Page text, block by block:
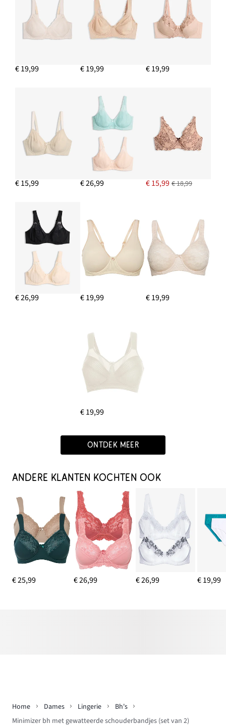
IN WINKELMANDJE
€ 19,99 € 19,99 € 19,99
€ 15,99 € 26,99 € 15,99 € 18,99
€ 26,99 € 19,99 € 19,99
€ 19,99
ONTDEK MEER
ANDERE KLANTEN KOCHTEN OOK
€ 25,99 € 26,99 € 26,99 € 19,99
Home Dames Lingerie
Bh's
Minimizer bh met gewatteerde schouderbandjes (set van 2)